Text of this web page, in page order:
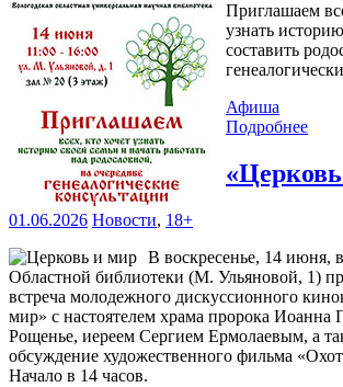
Приглашаем
узнать
составить
Афиша
Подробнее
01.06.2026 Новости, 18+
В воскресенье, 14 июня,
Областной библиотеки (М. Ульяновой, 1)
встреча молодежного дискуссионного
мир» с настоятелем храма пророка Иоанна
Рощенье, иереем Сергием Ермолаевым, а
обсуждение художественного фильма
Начало в 14 часов.